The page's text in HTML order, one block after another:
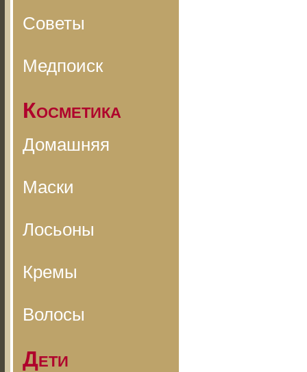
Советы
Медпоиск
Косметика
Домашняя
Маски
Лосьоны
Кремы
Волосы
Дети